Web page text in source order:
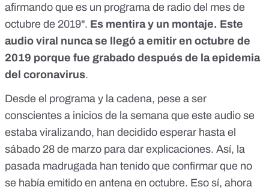
afirmando que es un programa de radio del mes de
octubre de 2019". Es mentira y un montaje. Este
audio viral nunca se llegó a emitir en octubre de
2019 porque fue grabado después de la epidemia
del coronavirus.
Desde el programa y la cadena, pese a ser
conscientes a inicios de la semana que este audio se
estaba viralizando, han decidido esperar hasta el
sábado 28 de marzo para dar explicaciones. Así, la
pasada madrugada han tenido que confirmar que no
se había emitido en antena en octubre. Eso sí, ahora